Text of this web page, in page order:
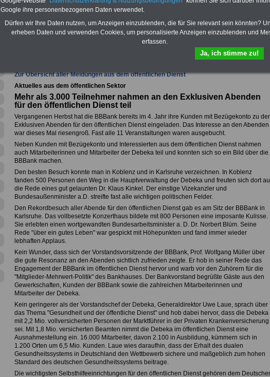
Zahnzusatzversicherung-
Ihr Berufsunfähigkeitsschutz - Für den Fall der Fälle: Hannoversche Leben
Zur Übersicht aller Meldungen aus dem öffentlichen Dienst
Aktuelles aus dem öffentlichen Sektor
Mehr als 3.000 Teilnehmer nahmen an den Exklusiven Abenden
für den öffentlichen Dienst teil
Vergangenen Herbst hat die BBBank bereits im 4. Jahr ihre Kunden mit Bezügekonto zu
Exklusiven Abenden für den öffentlichen Dienst eingeladen. Das Interesse an den Abenden
war dieses Mal riesengroß. Fast alle 11 Veranstaltungen waren ausgebucht.
Neben Kunden mit Bezügekonto und Interessierten aus dem öffentlichen Dienst nahmen
auch Mitarbeiterinnen und Mitarbeiter der Debeka teil und konnten sich so ein Bild über die
BBBank machen.
Den besten Besuch konnte man in Koblenz und in Karlsruhe verzeichnen. In Koblenz
fanden 500 Personen den Weg in die Hauptverwaltung der Debeka und freuten sich dort
die Rede eines gut gelaunten Dr. Klaus Kinkel. Der einstige Vizekanzler und
Bundesaußenminister a.D. streifte fast alle wichtigen politischen Felder.
Den Rekordbesuch aller Abende für den öffentlichen Dienst gab es am Sitz der BBBank in
Karlsruhe. Das vollbesetzte Konzerthaus bildete mit 800 Personen eine imposante Kulisse.
Sie erlebten einen wortgewandten Bundesarbeitsminister a. D. Dr. Norbert Blüm. Seine
Rede "über ein gutes Leben" war gespickt mit Höhepunkten und fand immer wieder
lebhaften Applaus.
Kein Wunder, dass sich der Vorstandsvorsitzende der BBBank, Prof. Wolfgang Müller über
die gute Resonanz an den Abenden sichtlich zufrieden zeigte. Er hob in seiner Rede das
Engagement der BBBank im öffentlichen Dienst hervor und warb vor den Zuhörern für die
"Mitglieder-Mehrwert-Politik" des Bankhauses. Der Bankvorstand begrüßte Gäste aus den
Gewerkschaften, Kunden der BBBank sowie die zahlreichen Mitarbeiterinnen und
Mitarbeiter der Debeka.
Kein geringerer als der Vorstandschef der Debeka, Generaldirektor Uwe Laue, sprach über
das Thema "Gesundheit und der öffentliche Dienst" und hob dabei hervor, dass die Debeka
mit 2,2 Mio. vollversicherten Personen der Marktführer in der Privaten Krankenversicherung
sei. Mit 1,8 Mio. versicherten Beamten nimmt die Debeka im öffentlichen Dienst eine
Ausnahmestellung ein. 16.000 Mitarbeiter, davon 2.100 in Ausbildung, kümmern sich in
1.200 Orten um 6,5 Mio. Kunden. Laue wies daraufhin, dass der Erhalt des dualen
Gesundheitssystems in Deutschland den Wettbewerb sichere und maßgeblich zum hohen
Standard des deutschen Gesundheitssystems beitrage.
Die wichtigsten Selbsthilfeeinrichtungen für den öffentlichen Dienst gehören dem
Google ihre personenbezogenen Daten verwendet.
Dürfen wir Ihre Daten nutzen, um Anzeigen einzublenden, die für Sie relevant sein könnten?
erheben Daten und verwenden Cookies, um personalisierte Anzeigen einzublenden und
erfassen.
Ja, ich stimme zu!